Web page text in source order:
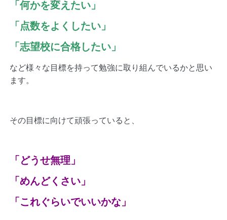
「何かを変えたい」
「点数をよくしたい」
「志望校に合格したい」
など様々な目標を持って勉強に取り組んでいるかと思い
ます。
その目標に向けて頑張っていると、
「どうせ無理」
「めんどくさい」
「これぐらいでいいかな」